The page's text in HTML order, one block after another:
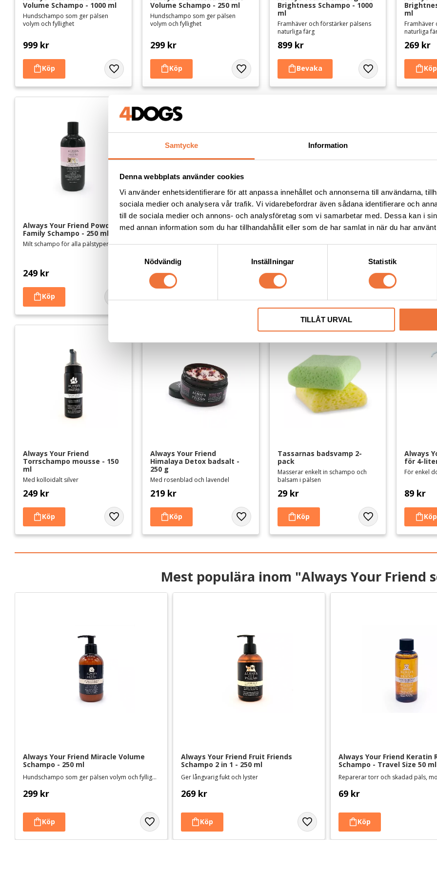
Samtycke Information
Denna webbplats använder cookies
Vi använder enhetsidentifierare för att anpassa innehållet och annonserna till användarna,
sociala medier och analysera vår trafik. Vi vidarebefordrar även sådana identifierare och
till de sociala medier och annons- och analysföretag som vi samarbetar med. Dessa kan i
med annan information som du har tillhandahållit eller som de har samlat in när du har
s
Nödvändig Inställningar Statistik
TILLÅT URVAL
Volume Schampo - 1000 ml
Hundschampo som ger pälsen
volym och fyllighet
999 kr
Lägg till i favoriter
Volume Schampo - 250 ml
Hundschampo som ger pälsen
volym och fyllighet
299kr
Lägg till i favoriter
Brightness Schampo - 1000
ml
Framhäver och förstärker pälsens
naturliga färg
899kr
Lägg till i favoriter
ml
Framhäver
naturliga
269 kr
Always Your Friend Powder
Family Schampo - 250 ml
Milt schampo för alla pälstyper
249 kr
Lägg till i favoriter
Always Your Friend Puppy
Powder Schampo 2 in 1 -
hud
899kr
Lägg till i favoriter
Always Your Friend Puppy
Powder Schampo 2 in 1 -
hud
269
Lägg till i favoriter
Always
Powder
Always Your Friend
Torrschampo mousse - 150
ml
Med kolloidalt silver
249 kr
Lägg till i favoriter
Always Your Friend
Himalaya Detox badsalt -
250 g
Med rosenblad och lavendel
219kr
Lägg till i favoriter
Tassarnas badsvamp 2-
pack
Masserar enkelt in schampo och
balsam i pälsen
29kr
Lägg till i favoriter
Always
för 4-
För enkel
89 kr
Mest populära inom "Always Your Friend
Always Your Friend Miracle Volume
Schampo - 250 ml
Hundschampo som ger pälsen volym och fyllighet
299 kr
Always Your Friend Fruit Friends
Schampo 2 in 1 - 250 ml
Ger långvarig fukt och lyster
269 kr
Always Your Friend Keratin
Schampo - Travel Size 50 ml
69 kr